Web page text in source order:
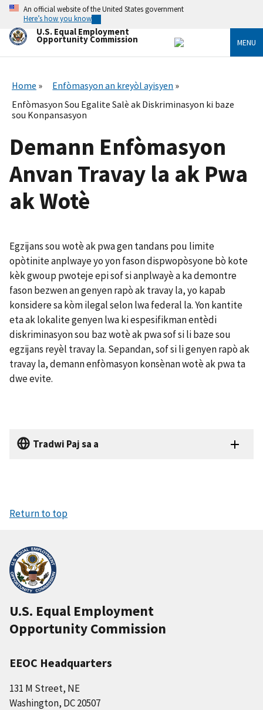
Skip
main
content
An official website of the United States government
Here’s how you know
U.S. Equal Employment
Opportunity Commission MENU
Home
Enfòmasyon an kreyòl ayisyen
Enfòmasyon Sou Egalite Salè ak Diskriminasyon ki baze
sou Konpansasyon
Demann Enfòmasyon
Anvan Travay la ak Pwa
ak Wotè
Egzijans sou wotè ak pwa gen tandans pou limite
opòtinite anplwaye yo yon fason dispwopòsyone bò kote
kèk gwoup pwoteje epi sof si anplwayè a ka demontre
fason bezwen an genyen rapò ak travay la, yo kapab
konsidere sa kòm ilegal selon lwa federal la. Yon kantite
eta ak lokalite genyen lwa ki espesifikman entèdi
diskriminasyon sou baz wotè ak pwa sof si li baze sou
egzijans reyèl travay la. Sepandan, sof si li genyen rapò ak
travay la, demann enfòmasyon konsènan wotè ak pwa ta
dwe evite.
Tradwi Paj sa a
Return to top
U.S. Equal Employment
Opportunity Commission
EEOC Headquarters
131 M Street, NE
Washington, DC 20507